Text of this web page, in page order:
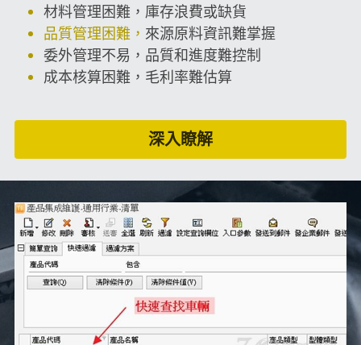
材料管理困難，庫存浪費或缺貨
品質管理困難， 來源原料資訊難掌握
委外管理不易，品質和進度難控制
成本核算困難，毛利率難估算
深入瞭解